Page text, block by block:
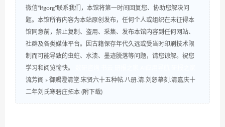
微信“lfgorg”联系我们，本馆将第一时间回复您、协助您解决问
题。本馆所有内容为本站原创发布，任何个人或组织在未征得本
馆同意前，禁止复制、盗用、采集、发布本馆内容到任何网站、
社群及各类媒体平台。因古籍保存年代久远或受当时印刷技术限
制而可能导致的虫蛀、水渍、墨迹脱落等问题，请您谅解。祝您
学习和阅览愉快。
流芳阁 » 御赐澄清堂.宋贤六十五种帖.八册.清.刘恕摹刻.清嘉庆十
二年刘氏寒碧庄拓本 (附下载)